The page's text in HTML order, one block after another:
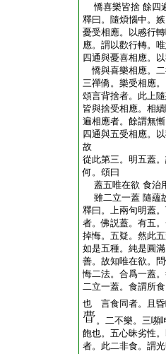
憍喜樂皆捨 餘四
釋曰。隨煩惱中。
憂受相應。以慼行
應。謂以歡行轉。
四通與憂喜相應。
憍與喜樂相應。
三禪僑。樂受相應
頌言背捨者。此上
皆與捨受相應。相
遍相應者。餘謂無
四通與五受相應。
故
從此第三。明五蓋
何。頌曰
蓋五唯在欲 食治
雖二立一蓋 隨蘊
釋曰。上兩句明蓋
者。佛説蓋。有五
掉悔。五疑。然此
如是五種。純是圓
善。故知唯在欲。
悔二法。合爲一蓋
二立一蓋。食謂所
也 言食同者。且昏
。二不樂。三嚬
飽也。五心昧劣性
者。此二非食。謂